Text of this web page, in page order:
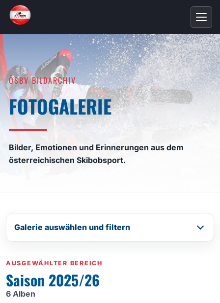
ÖSBV BILDARCHIV
FOTOGALERIE
Bilder, Emotionen und Erinnerungen aus dem
österreichischen Skibobsport.
Galerie auswählen und filtern
AUSGEWÄHLTER BEREICH
Saison 2025/26
6 Alben